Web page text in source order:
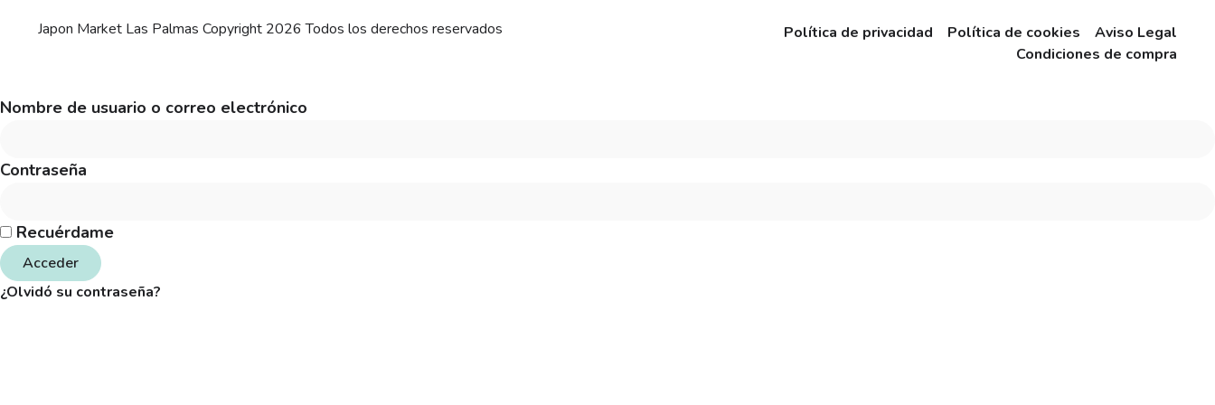
Japon Market Las Palmas Copyright 2026 Todos los derechos reservados Política de privacidad Política de cookies
Aviso Legal
Condiciones de compra
Nombre de usuario o correo electrónico
Contraseña
Recuérdame
Acceder
¿Olvidó su contraseña?